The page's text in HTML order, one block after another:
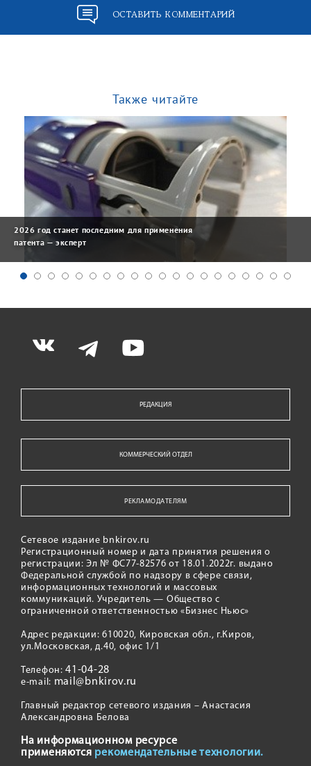
ОСТАВИТЬ КОММЕНТАРИЙ
Также читайте
2026 год станет последним для применения
патента — эксперт
РЕДАКЦИЯ
КОММЕРЧЕСКИЙ ОТДЕЛ
РЕКЛАМОДАТЕЛЯМ
Сетевое издание bnkirov.ru
Регистрационный номер и дата принятия решения о
регистрации: Эл № ФС77-82576 от 18.01.2022г. выдано
Федеральной службой по надзору в сфере связи,
информационных технологий и массовых
коммуникаций. Учредитель — Общество с
ограниченной ответственностью «Бизнес Ньюс»
Адрес редакции: 610020, Кировская обл., г.Киров,
ул.Московская, д.40, офис 1/1
Телефон:41-04-28
e-mail: mail@bnkirov.ru
Главный редактор сетевого издания – Анастасия
Александровна Белова
На информационном ресурсе
применяются рекомендательные технологии.